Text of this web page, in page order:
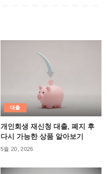
대출
개인회생 재신청 대출, 폐지 후
다시 가능한 상품 알아보기
5월 20, 2026